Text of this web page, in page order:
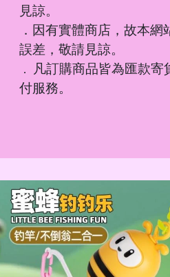
見諒。
．因有實體商店，故本
誤差，敬請見諒。
． 凡訂購商品皆為匯款寄
付服務。